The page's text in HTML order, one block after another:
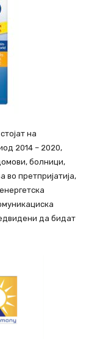
на
2014 – 2020,
болници,
претпријатија,
да бидат